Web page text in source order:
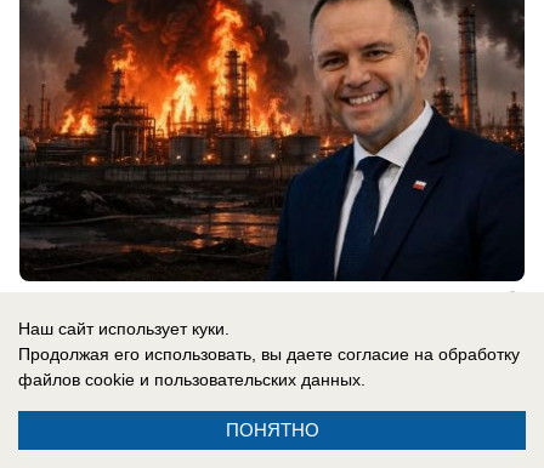
Наш сайт использует куки.
Продолжая его использовать, вы даете согласие на обработку
файлов cookie и пользовательских данных.
ПОНЯТНО